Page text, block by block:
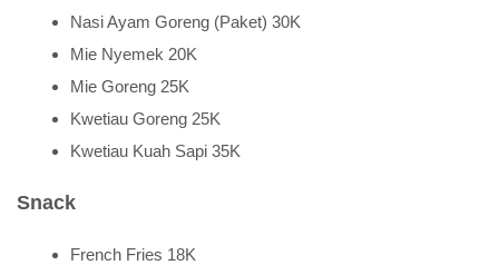
Nasi Ayam Goreng (Paket) 30K
Mie Nyemek 20K
Mie Goreng 25K
Kwetiau Goreng 25K
Kwetiau Kuah Sapi 35K
Snack
French Fries 18K